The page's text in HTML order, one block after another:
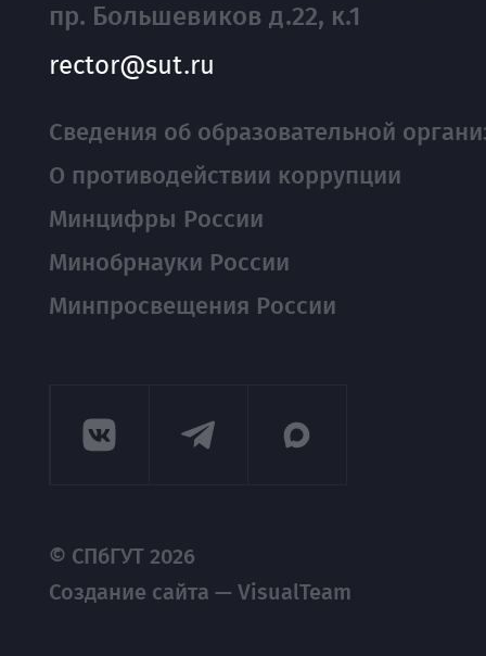
пр. Большевиков д.22, к.1
rector@sut.ru
Сведения об образовательной
О противодействии коррупции
Минцифры России
Минобрнауки России
Минпросвещения России
© СПбГУТ 2026
Создание сайта — VisualTeam